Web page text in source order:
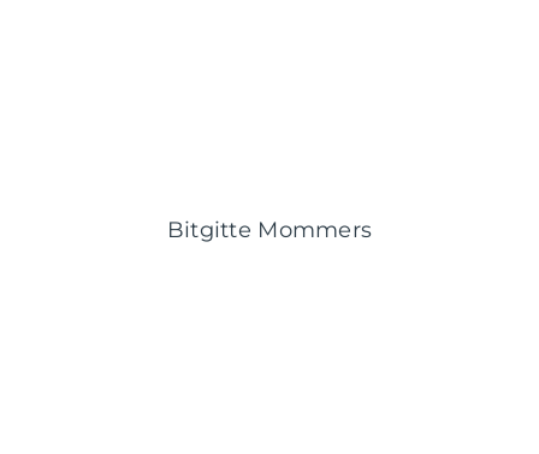
Bitgitte Mommers